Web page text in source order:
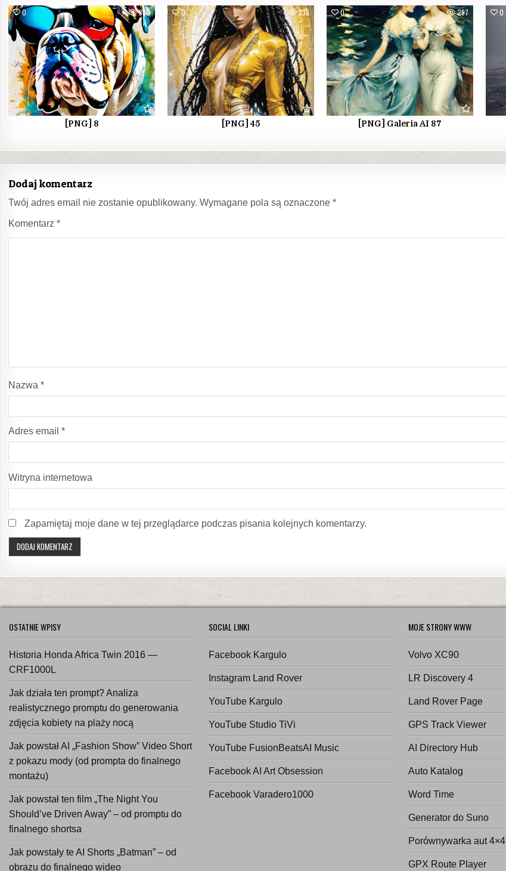
0 380
[PNG] 8
0 336
[PNG] 45
0 297
[PNG] Galeria AI 87
0
Dodaj komentarz
Twój adres email nie zostanie opublikowany. Wymagane pola są oznaczone *
Komentarz *
Nazwa *
Adres email *
Witryna internetowa
Zapamiętaj moje dane w tej przeglądarce podczas pisania kolejnych komentarzy.
OSTATNIE WPISY
Historia Honda Africa Twin 2016 —
CRF1000L
Jak działa ten prompt? Analiza
realistycznego promptu do generowania
zdjęcia kobiety na plaży nocą
Jak powstał AI „Fashion Show” Video Short
z pokazu mody (od prompta do finalnego
montażu)
Jak powstał ten film „The Night You
Should’ve Driven Away” – od promptu do
finalnego shortsa
Jak powstały te AI Shorts „Batman” – od
obrazu do finalnego wideo
SOCIAL LINKI
Facebook Kargulo
Instagram Land Rover
YouTube Kargulo
YouTube Studio TiVi
YouTube FusionBeatsAI Music
Facebook AI Art Obsession
Facebook Varadero1000
MOJE STRONY WWW
Volvo XC90
LR Discovery 4
Land Rover Page
GPS Track Viewer
AI Directory Hub
Auto Katalog
Word Time
Generator do Suno
Porównywarka aut 4×4
GPX Route Player